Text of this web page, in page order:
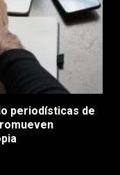
periodísticas de